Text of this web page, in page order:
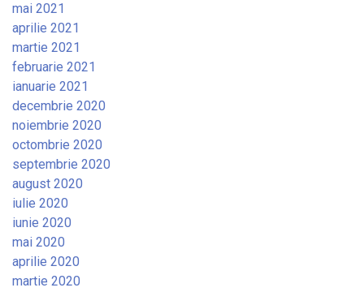
mai 2021
aprilie 2021
martie 2021
februarie 2021
ianuarie 2021
decembrie 2020
noiembrie 2020
octombrie 2020
septembrie 2020
august 2020
iulie 2020
iunie 2020
mai 2020
aprilie 2020
martie 2020